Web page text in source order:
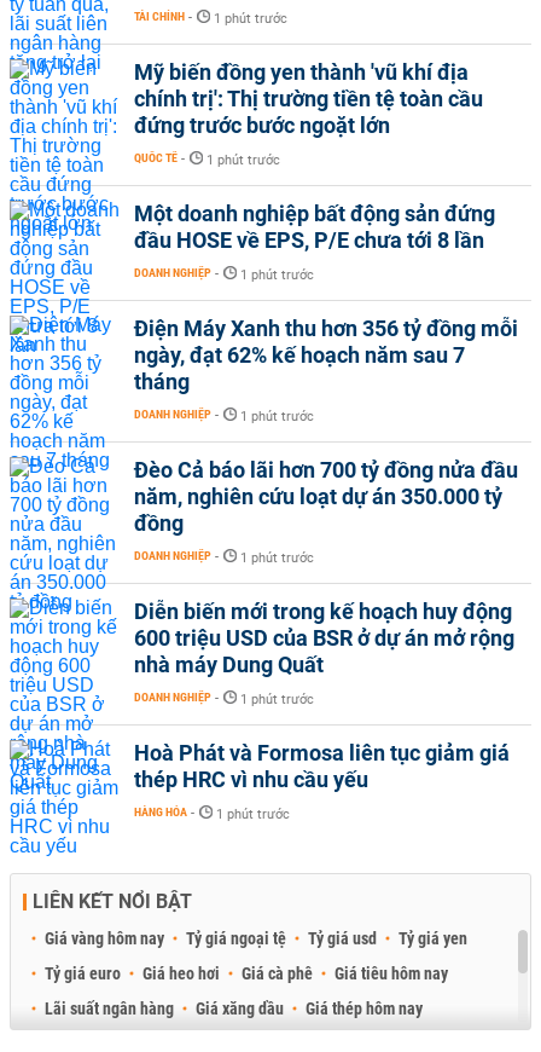
TÀI CHÍNH - 1 phút trước
Mỹ biến đồng yen thành 'vũ khí địa
chính trị': Thị trường tiền tệ toàn cầu
đứng trước bước ngoặt lớn
QUỐC TẾ - 1 phút trước
Một doanh nghiệp bất động sản đứng
đầu HOSE về EPS, P/E chưa tới 8 lần
DOANH NGHIỆP - 1 phút trước
Điện Máy Xanh thu hơn 356 tỷ đồng mỗi
ngày, đạt 62% kế hoạch năm sau 7
tháng
DOANH NGHIỆP - 1 phút trước
Đèo Cả báo lãi hơn 700 tỷ đồng nửa đầu
năm, nghiên cứu loạt dự án 350.000 tỷ
đồng
DOANH NGHIỆP - 1 phút trước
Diễn biến mới trong kế hoạch huy động
600 triệu USD của BSR ở dự án mở rộng
nhà máy Dung Quất
DOANH NGHIỆP - 1 phút trước
Hoà Phát và Formosa liên tục giảm giá
thép HRC vì nhu cầu yếu
HÀNG HÓA - 1 phút trước
LIÊN KẾT NỔI BẬT
Giá vàng hôm nay Tỷ giá ngoại tệ Tỷ giá usd
Tỷ giá yen
Tỷ giá euro
Giá heo hơi Giá cà phê
Giá tiêu hôm nay
Lãi suất ngân hàng
Giá xăng dầu
Giá thép hôm nay